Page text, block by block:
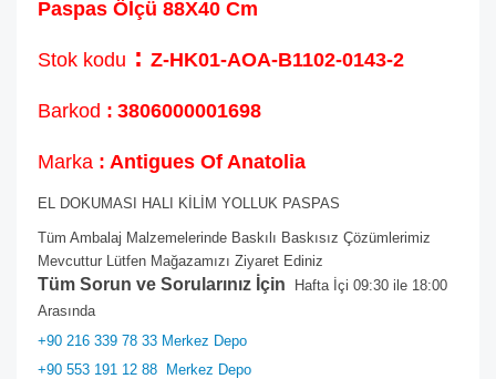
Paspas Ölçü 88X40 Cm
Stok kodu : Z-HK01-AOA-B1102-0143-2
Barkod : 3806000001698
Marka : Antigues Of Anatolia
EL DOKUMASI HALI KİLİM YOLLUK PASPAS
Tüm Ambalaj Malzemelerinde Baskılı Baskısız Çözümlerimiz
Mevcuttur Lütfen Mağazamızı Ziyaret Ediniz
Tüm Sorun ve Sorularınız İçin Hafta İçi 09:30 ile 18:00
Arasında
+90 216 339 78 33 Merkez Depo
+90 553 191 12 88 Merkez Depo